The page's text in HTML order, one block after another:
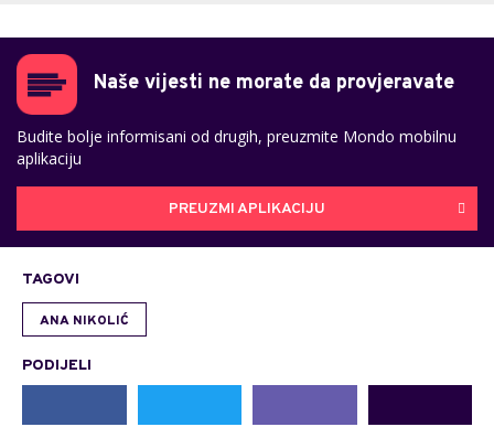
Naše vijesti ne morate da provjeravate
Budite bolje informisani od drugih, preuzmite Mondo mobilnu
aplikaciju
PREUZMI APLIKACIJU
TAGOVI
ANA NIKOLIĆ
PODIJELI